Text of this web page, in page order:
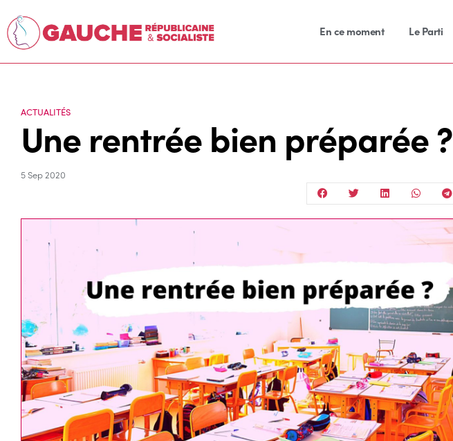
En ce moment Le Parti
ACTUALITÉS
Une rentrée bien préparée ?
5 Sep 2020